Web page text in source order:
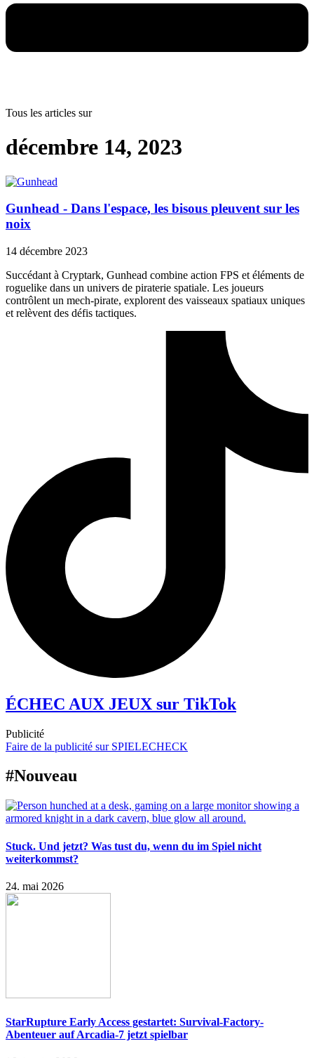
Tous les articles sur
décembre 14, 2023
Gunhead - Dans l'espace, les bisous pleuvent sur les
noix
14 décembre 2023
Succédant à Cryptark, Gunhead combine action FPS et éléments de
roguelike dans un univers de piraterie spatiale. Les joueurs
contrôlent un mech-pirate, explorent des vaisseaux spatiaux uniques
et relèvent des défis tactiques.
ÉCHEC AUX JEUX sur TikTok
Publicité
Faire de la publicité sur SPIELECHECK
#Nouveau
Stuck. Und jetzt? Was tust du, wenn du im Spiel nicht
weiterkommst?
24. mai 2026
StarRupture Early Access gestartet: Survival-Factory-
Abenteuer auf Arcadia-7 jetzt spielbar